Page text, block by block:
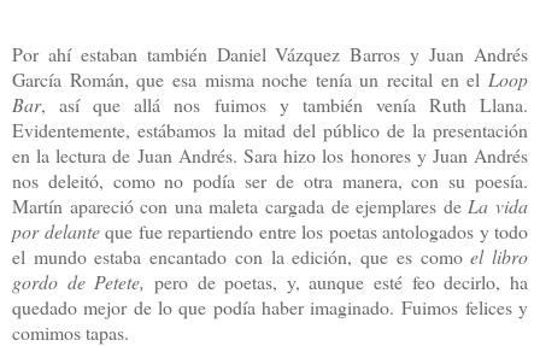
Por ahí estaban también Daniel Vázquez Barros y Juan Andrés
García Román, que esa misma noche tenía un recital en el Loop
Bar, así que allá nos fuimos y también venía Ruth Llana.
Evidentemente, estábamos la mitad del público de la presentación
en la lectura de Juan Andrés. Sara hizo los honores y Juan Andrés
nos deleitó, como no podía ser de otra manera, con su poesía.
Martín apareció con una maleta cargada de ejemplares de La vida
por delanteque fue repartiendo entre los poetas antologados y todo
el mundo estaba encantado con la edición, que es comoel libro
gordo de Petete, pero de poetas, y, aunque esté feo decirlo, ha
quedado mejor de lo que podía haber imaginado. Fuimos felices y
comimos tapas.